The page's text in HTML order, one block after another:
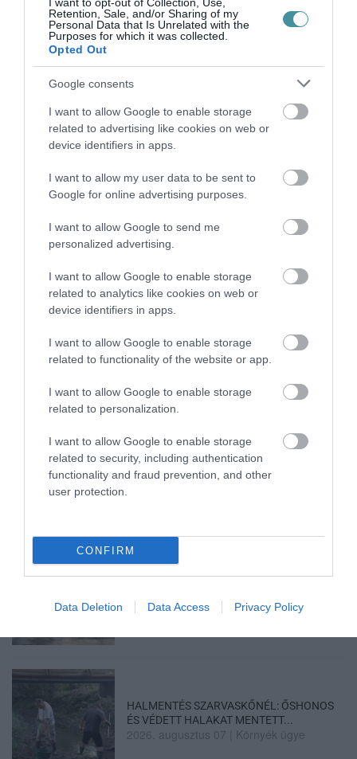
Retention, Sale, and/or Sharing of my
Personal Data that Is Unrelated with the
Purposes for which it was collected.
Opted Out
Google consents
I want to allow Google to enable storage
related to advertising like cookies on web or
device identifiers in apps.
I want to allow my user data to be sent to
Google for online advertising purposes.
I want to allow Google to send me
personalized advertising.
I want to allow Google to enable storage
related to analytics like cookies on web or
device identifiers in apps.
I want to allow Google to enable storage
related to functionality of the website or app.
I want to allow Google to enable storage
related to personalization.
I want to allow Google to enable storage
related to security, including authentication
functionality and fraud prevention, and other
user protection.
CONFIRM
Data Deletion Data Access Privacy Policy
Kapcsolódó cikkek
PÁROS LÁBBAL AKART BELESZÁLLNI AZ EGRI DK A RÁDI
PÉKSÉGBE, A CÉG JOGI LÉPÉSEK...
"Tiltakozunk az ellen, hogy a Rádi Pékség pofátlanul megkárosítja
közösségi oldalukra raktak ki és küldött meg részünkre Balla
Péter szerve...
TOVÁBB A CIKKHEZ
Ne maradjon le a legfrissebb hírekről, kövessen
bennünket az EGRI ÜGYEK Google Hírek oldalán!
MINDHÁROM ÜTEMBEN DOLGOZNAK A 25-
2026. augusztus 07 |Eger ügye
HALMENTÉS SZARVASKŐNÉL: ŐSHONOS
ÉS VÉDETT HALAKAT MENTETT...
2026. augusztus 07 Környék ügye